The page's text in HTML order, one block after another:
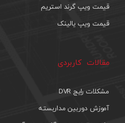
قیمت ویپ گرند استریم
قیمت ویپ یالینک
مقالات کاربردی
مشکلات رایج DVR
آموزش دوربین مداربسته